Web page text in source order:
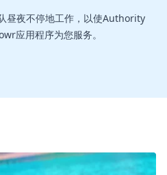
昼夜不停地工作，以使Authority
应用程序为您服务。